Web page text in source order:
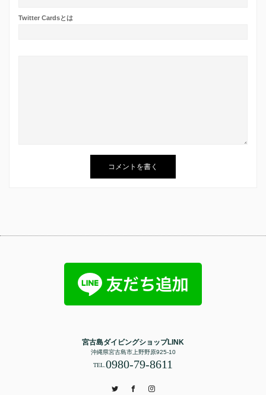
Twitter Cardsとは
宮古島ダイビングショップLINK
沖縄県宮古島市上野野原925-10
TEL.0980-79-8611
TwitterFacebook